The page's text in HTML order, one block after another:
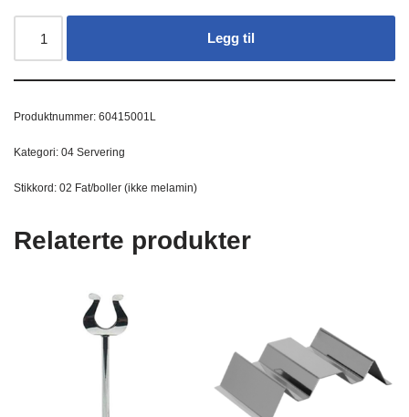
Legg til
Produktnummer: 60415001L
Kategori: 04 Servering
Stikkord: 02 Fat/boller (ikke melamin)
Relaterte produkter